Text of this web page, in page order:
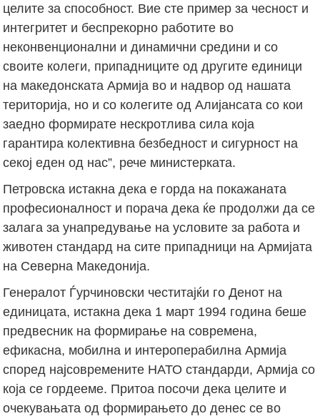
целите за способност. Вие сте пример за чесност и
интегритет и беспрекорно работите во
неконвенционални и динамични средини и со
своите колеги, припадниците од другите единици
на македонската Армија во и надвор од нашата
територија, но и со колегите од Алијансата со кои
заедно формирате нескротлива сила која
гарантира колективна безбедност и сигурност на
секој еден од нас”, рече министерката.
Петровска истакна дека е горда на покажаната
професионалност и порача дека ќе продолжи да се
залага за унапредување на условите за работа и
животен стандард на сите припадници на Армијата
на Северна Македонија.
Генералот Ѓурчиновски честитајќи го Денот на
единицата, истакна дека 1 март 1994 година беше
предвесник на формирање на современа,
ефикасна, мобилна и интероперабилна Армија
според најсовремените НАТО стандарди, Армија со
која се гордееме. Притоа посочи дека целите и
очекувањата од формирањето до денес се во